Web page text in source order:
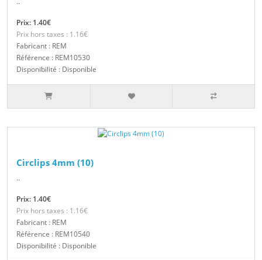
Prix: 1.40€
Prix hors taxes : 1.16€
Fabricant : REM
Référence : REM10530
Disponibilité : Disponible
Circlips 4mm (10)
..
Prix: 1.40€
Prix hors taxes : 1.16€
Fabricant : REM
Référence : REM10540
Disponibilité : Disponible